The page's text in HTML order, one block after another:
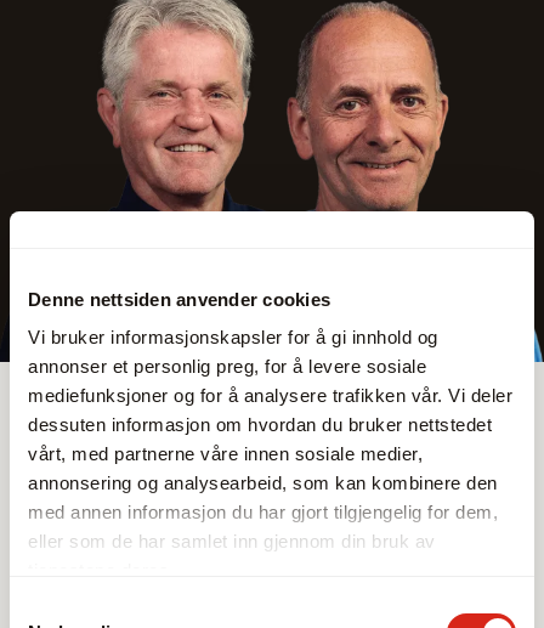
Denne nettsiden anvender cookies
Vi bruker informasjonskapsler for å gi innhold og
annonser et personlig preg, for å levere sosiale
mediefunksjoner og for å analysere trafikken vår. Vi deler
dessuten informasjon om hvordan du bruker nettstedet
vårt, med partnerne våre innen sosiale medier,
annonsering og analysearbeid, som kan kombinere den
med annen informasjon du har gjort tilgjengelig for dem,
eller som de har samlet inn gjennom din bruk av
Sortiment
Leverandører